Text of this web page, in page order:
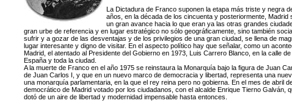
La Dictadura de Franco suponen la etapa más triste y negra
años, en la década de los cincuenta y posteriormente,
un gran avance hacia lo que eran ya las otras grandes
gran urbe de referencia y en lugar estratégico no sólo geográficamente, sino también
sufrir y a gozar de las desventajas y de los privilegios de una gran ciudad, se llena de
lugar interesante y digno de visitar. En el aspecto político hay que señalar, como un
Madrid, el atentado al Presidente del Gobierno en 1973, Luis Carrero Blanco, en la calle
España y toda la ciudad.
A la muerte de Franco en el año 1975 se reinstaura la Monarquía bajo la figura de Juan
de Juan Carlos I, y que en un nuevo marco de democracia y libertad, representa una
una monarquía parlamentaria, en la que el rey reina pero no gobierna. En el mes de abril
democrático de Madrid votado por los ciudadanos, con el alcalde Enrique Tierno Galván,
dotó de un aire de libertad y modernidad impensable hasta entonces.